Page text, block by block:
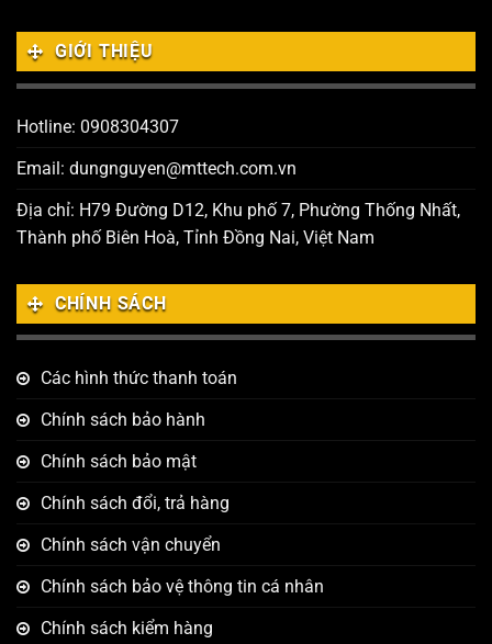
GIỚI THIỆU
Hotline: 0908304307
Email: dungnguyen@mttech.com.vn
Địa chỉ: H79 Đường D12, Khu phố 7, Phường Thống Nhất,
Thành phố Biên Hoà, Tỉnh Đồng Nai, Việt Nam
CHÍNH SÁCH
Các hình thức thanh toán
Chính sách bảo hành
Chính sách bảo mật
Chính sách đổi, trả hàng
Chính sách vận chuyển
Chính sách bảo vệ thông tin cá nhân
Chính sách kiểm hàng